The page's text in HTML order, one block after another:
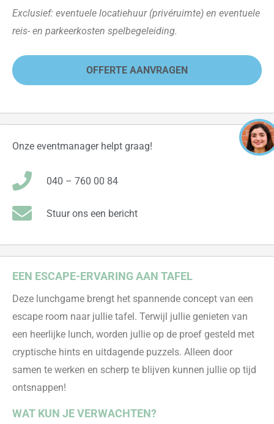
Exclusief: eventuele locatiehuur (privéruimte) en eventuele
reis- en parkeerkosten spelbegeleiding.
OFFERTE AANVRAGEN
Onze eventmanager helpt graag!
040 – 760 00 84
Stuur ons een bericht
EEN ESCAPE-ERVARING AAN TAFEL
Deze lunchgame brengt het spannende concept van een
escape room naar jullie tafel. Terwijl jullie genieten van
een heerlijke lunch, worden jullie op de proef gesteld met
cryptische hints en uitdagende puzzels. Alleen door
samen te werken en scherp te blijven kunnen jullie op tijd
ontsnappen!
WAT KUN JE VERWACHTEN?